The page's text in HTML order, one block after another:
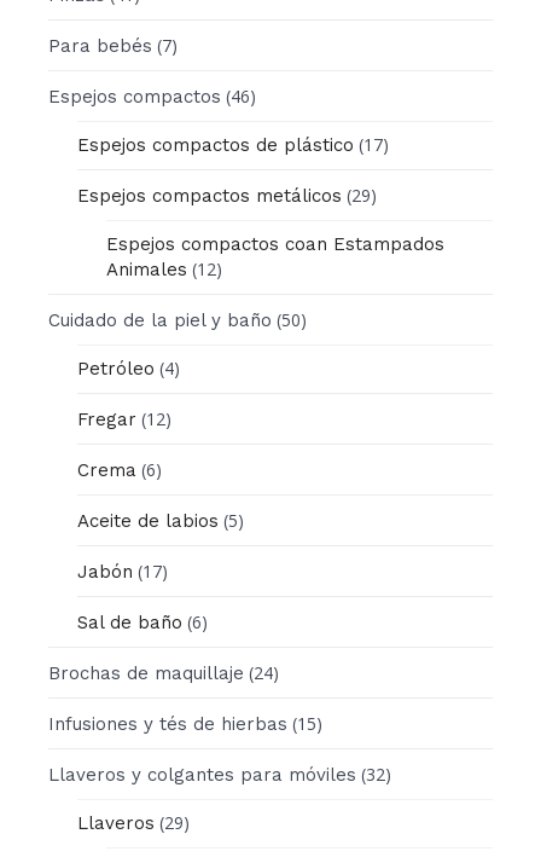
Para bebés (7)
Espejos compactos (46)
Espejos compactos de plástico (17)
Espejos compactos metálicos (29)
Espejos compactos coan Estampados
Animales (12)
Cuidado de la piel y baño (50)
Petróleo (4)
Fregar (12)
Crema (6)
Aceite de labios (5)
Jabón (17)
Sal de baño (6)
Brochas de maquillaje (24)
Infusiones y tés de hierbas (15)
Llaveros y colgantes para móviles (32)
Llaveros (29)